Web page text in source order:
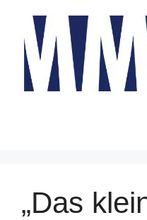
springen
„Das